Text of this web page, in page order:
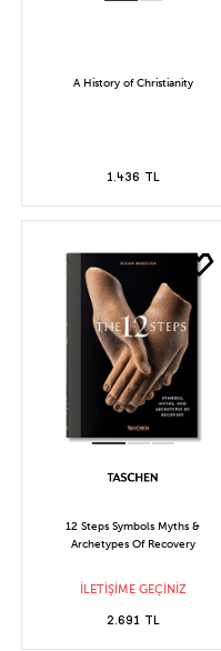
A History of Christianity
1.436 TL
12 Steps Symbols Myths &
Archetypes Of Recovery
İLETİŞİME GEÇİNİZ
2.691 TL